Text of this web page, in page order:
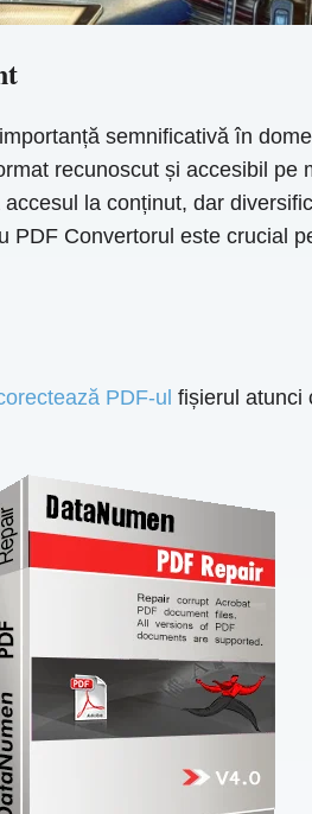
semnificativă în
recunoscut și accesibil
la conținut, dar
Convertorul este crucial
PDF-ul fișierul atunci